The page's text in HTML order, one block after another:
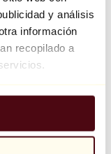
y análisis
información
recopilado a